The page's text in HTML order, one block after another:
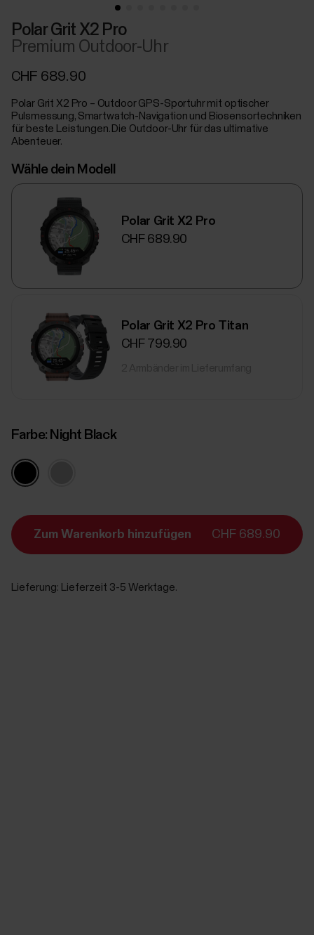
Polar Grit X2 Pro
Premium Outdoor-Uhr
CHF 689.90
Polar Grit X2 Pro – Outdoor GPS-Sportuhr mit optischer
Pulsmessung, Smartwatch-Navigation und Biosensortechniken
für beste Leistungen. Die Outdoor-Uhr für das ultimative
Abenteuer.
Wähle dein Modell
Polar Grit X2 Pro
CHF 689.90
Polar Grit X2 Pro Titan
CHF 799.90
Farbe: Night Black
Zum Warenkorb hinzufügen CHF 689.90
Lieferung: Lieferzeit 3-5 Werktage.